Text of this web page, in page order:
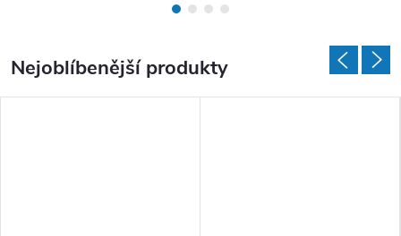
é
!
Nejoblíbenější produkty